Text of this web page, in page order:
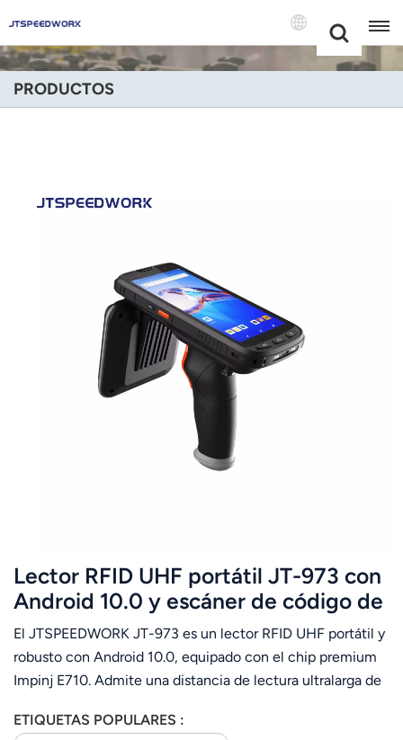
+86 -18681515767
English
Español
Português
Nederland
عربي
日语
Ελληνικά
Melayu
Polski
PRODUCTOS
Lector RFID UHF portátil JT-973 con
Android 10.0 y escáner de código de
barras NFC 2D de largo alcance
Impinj E710 IP65.
El JTSPEEDWORK JT-973 es un lector RFID UHF portátil y
robusto con Android 10.0, equipado con el chip premium
Impinj E710. Admite una distancia de lectura ultralarga de
identificación de múltiples etiquetas. Su diseño con
ETIQUETAS POPULARES :